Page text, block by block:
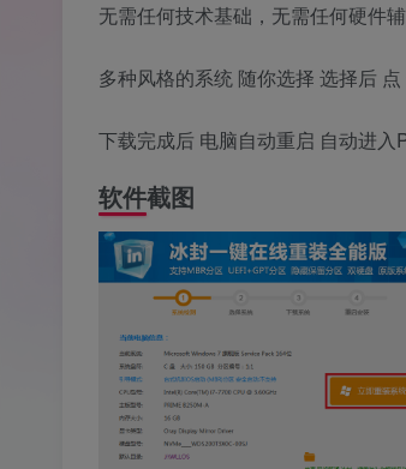
无需任何技术基础，无需任何硬件
多种风格的系统 随你选择 选择后 点
下载完成后 电脑自动重启 自动进入
软件截图